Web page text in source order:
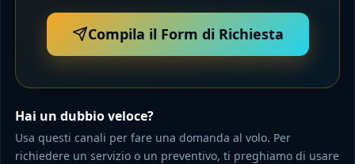
Compila il Form di Richiesta
Hai un dubbio veloce?
Usa questi canali per fare una domanda al volo. Per
richiedere un servizio o un preventivo, ti preghiamo di usare